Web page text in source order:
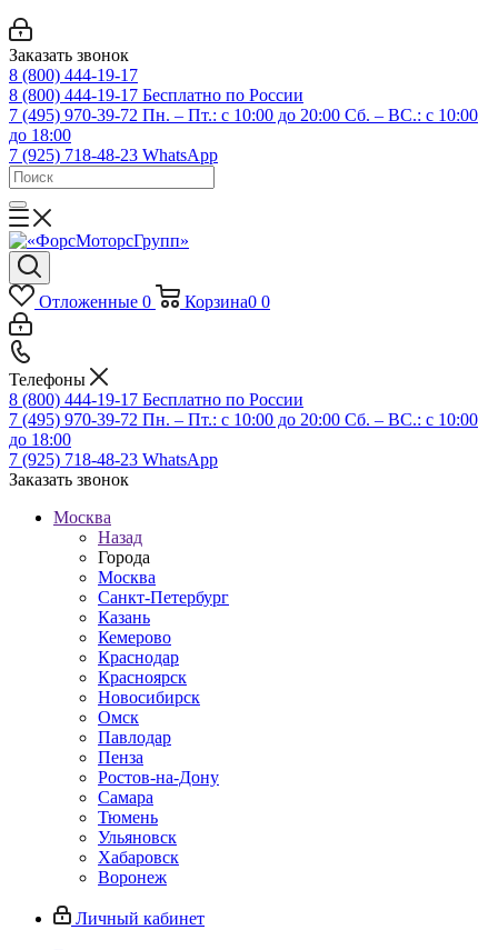
Заказать звонок
8 (800) 444-19-17
8 (800) 444-19-17 Бесплатно по России
7 (495) 970-39-72 Пн. – Пт.: с 10:00 до 20:00 Сб. – ВС.: c 10:00
до 18:00
7 (925) 718-48-23 WhatsApp
Отложенные 0 Корзина0 0
Телефоны
8 (800) 444-19-17 Бесплатно по России
7 (495) 970-39-72 Пн. – Пт.: с 10:00 до 20:00 Сб. – ВС.: c 10:00
до 18:00
7 (925) 718-48-23 WhatsApp
Заказать звонок
Москва
Назад
Города
Москва
Санкт-Петербург
Казань
Кемерово
Краснодар
Красноярск
Новосибирск
Омск
Павлодар
Пенза
Ростов-на-Дону
Самара
Тюмень
Ульяновск
Хабаровск
Воронеж
Личный кабинет